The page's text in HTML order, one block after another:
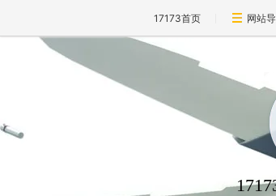
17173首页 网站